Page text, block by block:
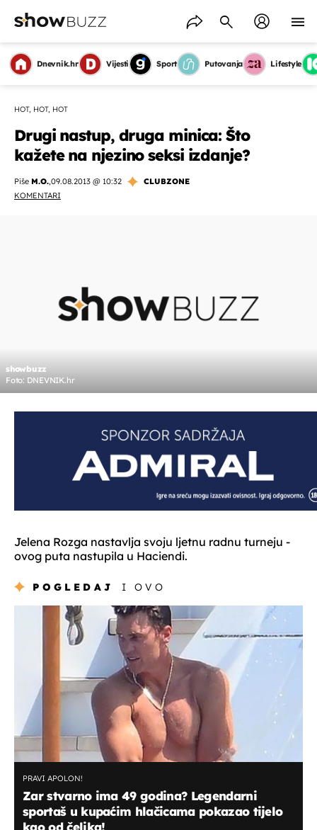
Dnevnik.hr Vijesti Sport Putovanja Lifestyle
HOT, HOT, HOT
Drugi nastup, druga minica: Što
kažete na njezino seksi izdanje?
Piše M.O.,09.08.2013 @ 10:32
CLUBZONE
KOMENTARI
showbuzz
Foto: DNEVNIK.hr
Jelena Rozga nastavlja svoju ljetnu radnu turneju -
ovog puta nastupila u Haciendi.
POGLEDAJ I OVO
PRAVI APOLON!
Zar stvarno ima 49 godina? Legendarni
sportaš u kupaćim hlačicama pokazao tijelo
kao od čelika!